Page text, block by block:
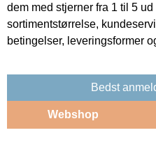
dem med stjerner fra 1 til 5
sortimentstørrelse,
betingelser, leveringsformer
Bedst
Webshop